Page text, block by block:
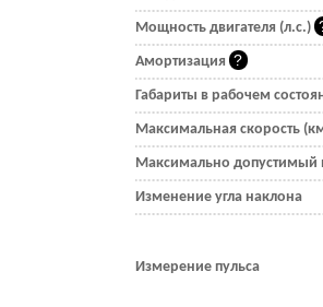
Мощность двигателя (л.с.)
Амортизация
Габариты в рабочем
Максимальная скорость
Максимально допустимый
Изменение угла наклона
Измерение пульса